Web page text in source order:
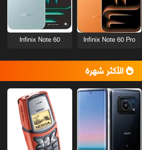
Infinix Note 60 Pro
Infinix Note 60
الأكثر شهرة